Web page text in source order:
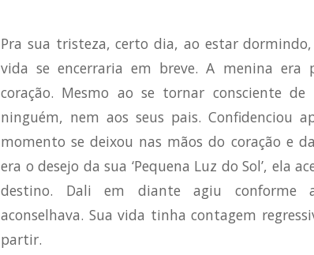
Pra sua tristeza, certo dia, ao estar
vida se encerraria em breve. A menina
coração. Mesmo ao se tornar consciente
ninguém, nem aos seus pais. Confidenciou
momento se deixou nas mãos do coração e
era o desejo da sua ‘Pequena Luz do Sol’, ela
destino. Dali em diante agiu conforme
aconselhava. Sua vida tinha contagem
partir.